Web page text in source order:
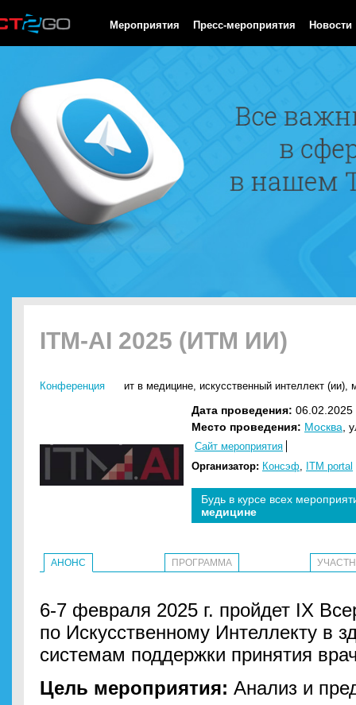
Мероприятия Пресс-мероприятия Новости
ITM-AI 2025 (ИТМ ИИ)
Конференция ит в медицине, искусственный интеллект (ии),
Дата проведения:
Место проведения: Москва ,
Сайт мероприятия
Организатор: Консэф, ITM portal
Будь в курсе всех
медицине
АНОНС ПРОГРАММА
6-7 февраля 2025 г. пройдет IX
по Искусственному Интеллекту в
системам поддержки принятия
Цель мероприятия: Анализ и